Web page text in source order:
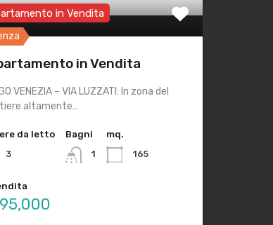
in Vendita
in Vendita
VENEZIA – VIA LUZZATI: In zona del
altamente…
da letto
3
Bagni
1
mq.
165